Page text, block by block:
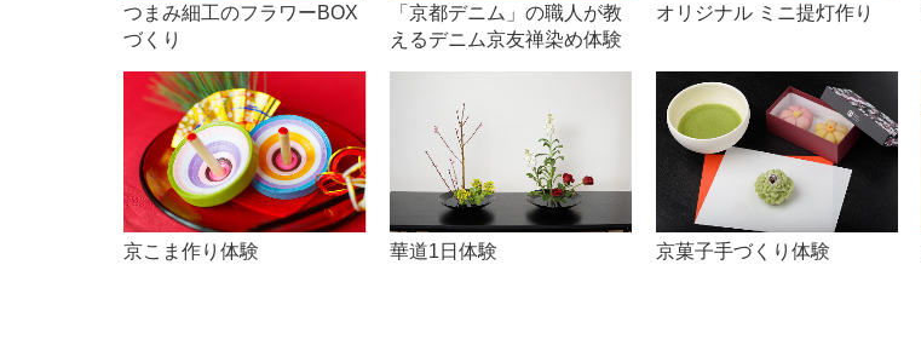
o
つまみ細工のフラワーBOX
づくり
「京都デニム」の職人が教
えるデニム京友禅染め体験
オリジナル ミニ提灯作り
京こま作り体験 華道1日体験 京菓子手づくり体験